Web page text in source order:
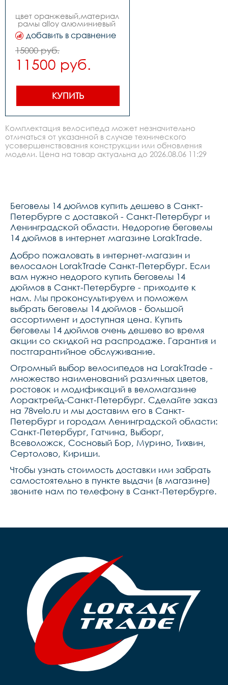
цвет оранжевый,материал
рамы alloy алюминиевый
сплав,вилка алюминиевый
сплав,количество
скоростей 1,передний
переключатель -,задний
переключатель -,передний
тормоз -,задний тормоз
под квадрат,каретка
картридж,задние звезды
-,втулки alloy на
промах,покрышки
14*2,125,обода алюминий
zoom
безрезьбовой,подседельный
штырь сталь,рулевая
колонка fp,седло lorak
bb,педали -,вес 4,0 кг.
добавить в сравнение
15000 руб.
11500 руб.
КУПИТЬ
Комплектация велосипеда может незначительно
отличаться от указанной в случае технического
усовершенствования конструкции или обновления
модели. Цена на товар актуальна до 2026.08.06 11:29
Беговелы 14 дюймов купить дешево в Санкт-
Петербурге с доставкой - Санкт-Петербург и
Ленинградской области. Недорогие беговелы
14 дюймов в интернет магазине LorakTrade.
Добро пожаловать в интернет-магазин и
велосалон LorakTrade Санкт-Петербург. Если
вам нужно недорого купить беговелы 14
дюймов в Санкт-Петербурге - приходите к
нам. Мы проконсультируем и поможем
выбрать беговелы 14 дюймов - большой
ассортимент и доступная цена. Купить
беговелы 14 дюймов очень дешево во время
акции со скидкой на распродаже. Гарантия и
постгарантийное обслуживание.
Огромный выбор велосипедов на LorakTrade -
множество наименований различных цветов,
ростовок и модификаций в веломагазине
Лорактрейд-Санкт-Петербург. Сделайте заказ
на 78velo.ru и мы доставим его в Санкт-
Петербург и городам Ленинградской области:
Санкт-Петербург, Гатчина, Выборг,
Всеволожск, Сосновый Бор, Мурино, Тихвин,
Сертолово, Кириши.
Чтобы узнать стоимость доставки или забрать
самостоятельно в пункте выдачи (в магазине)
звоните нам по телефону в Санкт-Петербурге.